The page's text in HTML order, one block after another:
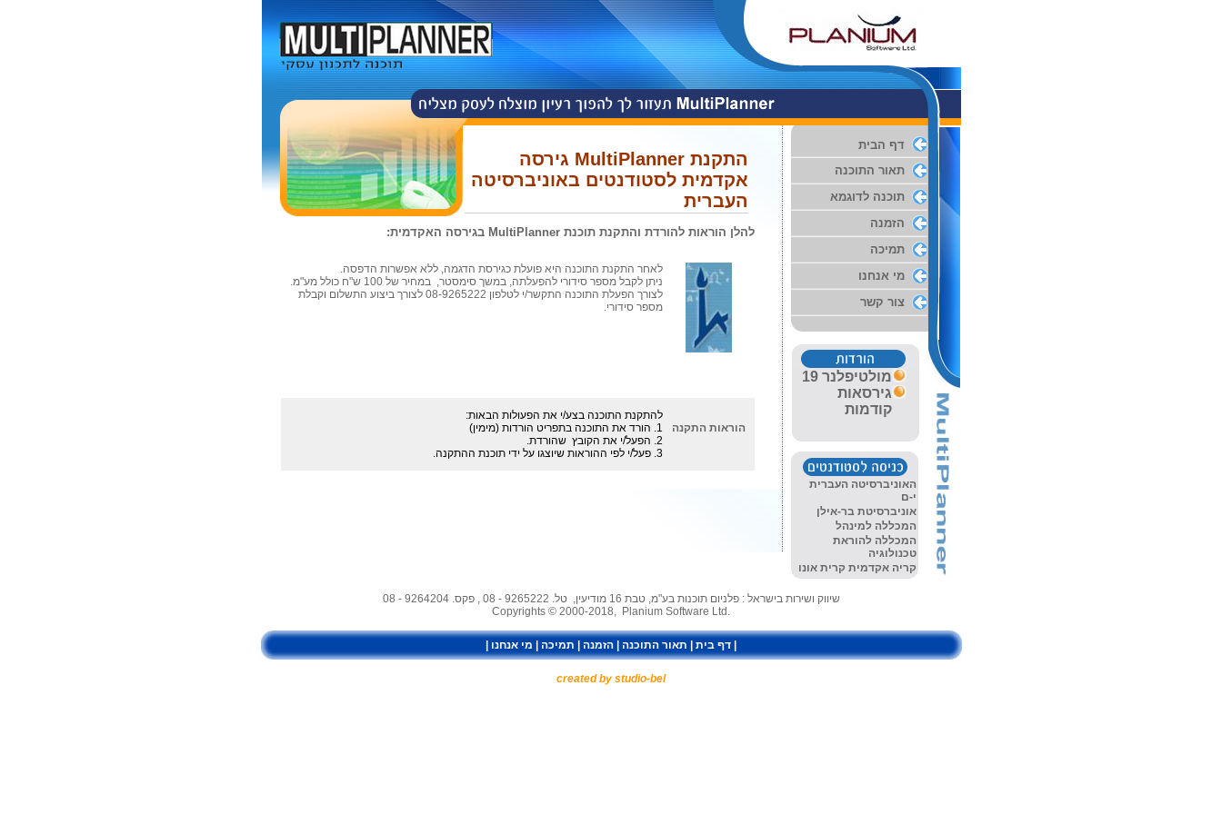
התקנתMultiPlanner גירסה
אקדמית לסטודנטים באוניברסיטה
העברית
להלן הוראות להורדת והתקנת תוכנתMultiPlanner בגירסה האקדמית:
לאחר התקנת התוכנה היא פועלת כגירסת הדגמה,ללא אפשרות הדפסה.
ניתן לקבל מספר סידורי להפעלתה, במשך סימסטר, במחיר של 100 ש"ח כולל מע"מ.
לצורך הפעלת התוכנה התקשר/י לטלפון 08-9265222 לצורך ביצוע התשלום וקבלת
מספר סידורי.
הוראות התקנה
להתקנת התוכנה בצע/י את הפעולות הבאות:
1. הורד את התוכנה בתפריט הורדות (מימין)
2. הפעל/י את הקובץ שהורדת.
3. פעל/י לפי ההוראות שיוצגו על ידי תוכנת ההתקנה.
דף הבית
תאור התוכנה
תוכנה לדוגמא
הזמנה
תמיכה
מי אנחנו
צור קשר
מולטיפלנר 19
גירסאות
קודמות
האוניברסיטה העברית
י-ם
אוניברסיטת בר-אילן
המכללה למינהל
המכללה להוראת
טכנולוגיה
קריה אקדמית קרית אונו
שיווק ושירות בישראל : פלניום תוכנות בע"מ, טבת 16 מודיעין, טל. 9265222 - 08 , פקס. 9264204 - 08
Copyrights © 2000-2018, Planium Software Ltd.
דף בית תאור התוכנה הזמנה תמיכה מי אנחנו
created by studio-bel